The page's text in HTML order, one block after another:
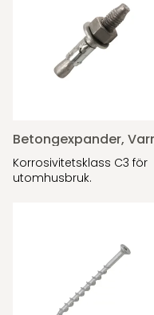
Korrosivitetsklass C3 för
utomhusbruk.